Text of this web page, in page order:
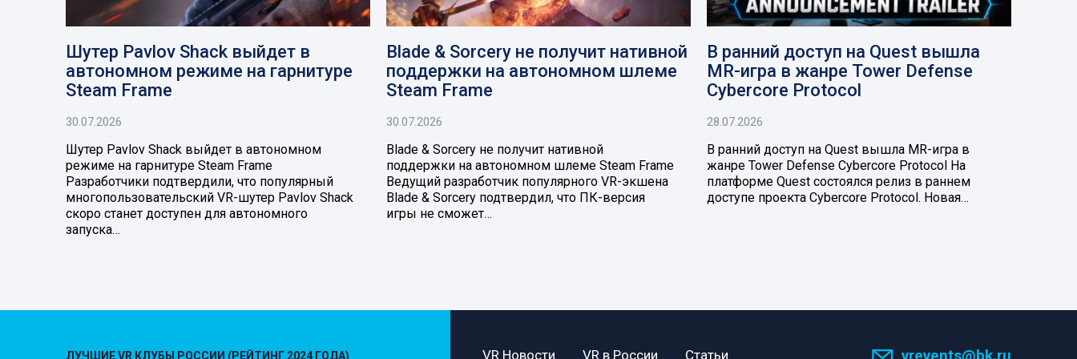
Шутер Pavlov Shack выйдет в
автономном режиме на гарнитуре
Steam Frame
30.07.2026
Шутер Pavlov Shack выйдет в автономном
режиме на гарнитуре Steam Frame
Разработчики подтвердили, что популярный
многопользовательский VR-шутер Pavlov Shack
скоро станет доступен для автономного
запуска…
Blade & Sorcery не получит нативной
поддержки на автономном шлеме
Steam Frame
30.07.2026
Blade & Sorcery не получит нативной
поддержки на автономном шлеме Steam Frame
Ведущий разработчик популярного VR-экшена
Blade & Sorcery подтвердил, что ПК-версия
игры не сможет…
В ранний доступ на Quest вышла
MR-игра в жанре Tower Defense
Cybercore Protocol
28.07.2026
В ранний доступ на Quest вышла MR-игра в
жанре Tower Defense Cybercore Protocol На
платформе Quest состоялся релиз в раннем
доступе проекта Cybercore Protocol. Новая…
ЛУЧШИЕ VR КЛУБЫ РОССИИ (РЕЙТИНГ 2024 ГОДА) VR Новости VR в России Статьи